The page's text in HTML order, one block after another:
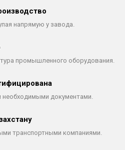
напрямую у завода.
промышленного оборудования.
необходимыми документами.
транспортными компаниями.